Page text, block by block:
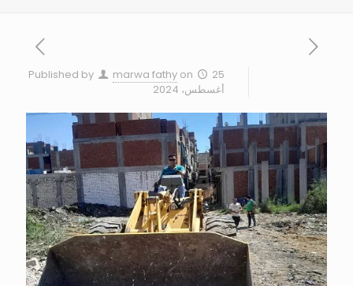
Published by marwa fathy on
25
أغسطس، 2024